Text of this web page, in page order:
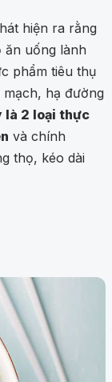
hiện ra rằng
ăn uống lành
phẩm tiêu thụ
hạ đường
là 2 loại thực
và chính
thọ, kéo dài